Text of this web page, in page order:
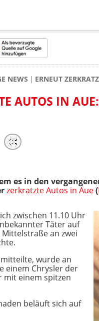
NEWS ERNEUT
AUTOS IN
👏
es in den
zerkratzte Autos in Aue(
zwischen 11.10 Uhr
Täter auf
an zwei
wurde an
einem Chrysler der
mit einem spitzen
beläuft sich auf